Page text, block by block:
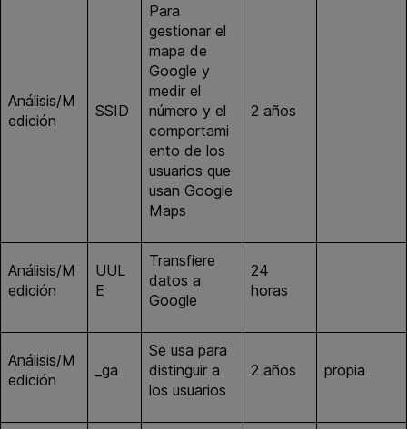
Análisis/M
edición
SSID
Para
gestionar el
mapa de
Google y
medir el
número y el
comportami
ento de los
usuarios que
usan Google
Maps
2 años
Análisis/M
edición
UUL
E
Transfiere
datos a
Google
24
horas
Análisis/M
edición
_ga
Se usa para
distinguir a
los usuarios
2 años propia